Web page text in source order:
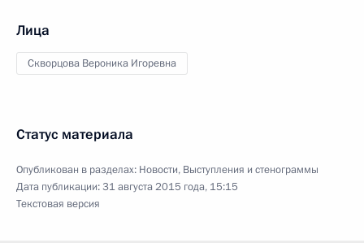
Лица
Скворцова Вероника Игоревна
Статус материала
Опубликован в разделах: Новости, Выступления и стенограммы
Дата публикации:31 августа 2015 года, 15:15
Текстовая версия